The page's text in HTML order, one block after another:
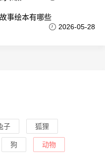
事绘本有哪些
2026-05-28
子 狐狸
狗 动物